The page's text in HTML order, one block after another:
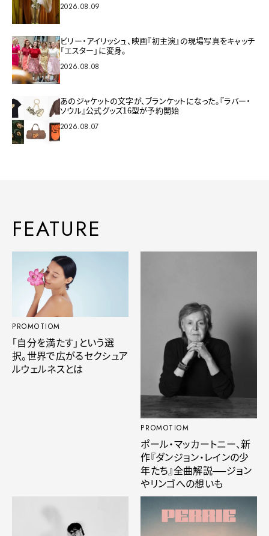
2026.08.09
ビリー・アイリッシュ、映画『初主演』の現場写真をキャッチ
「エスター」に変身。
2026.08.08
あのジャケットの文字が、ブランケットになった。『ラバー・
ソウル』公式グッズ16型が予約開始
2026.08.07
FEATURE
PROMOTIOM
「自分を満たす」という選
択。世界で広がるセクシュア
ルウェルネスとは
PROMOTIOM
ポール・マッカートニー、新
作『ダンジョン・レインの少
年たち』全曲解説──ジョン
やリンゴへの想いも